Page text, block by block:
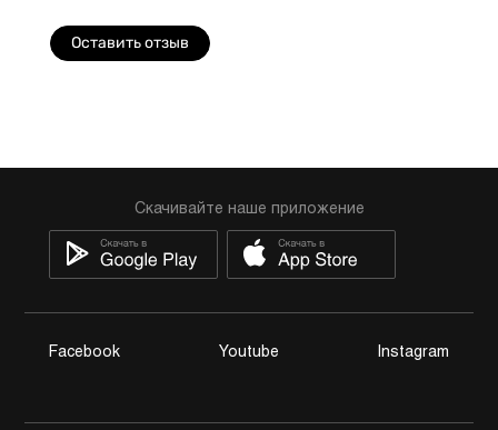
Оставить отзыв
Скачивайте наше приложение
Facebook Youtube Instagram